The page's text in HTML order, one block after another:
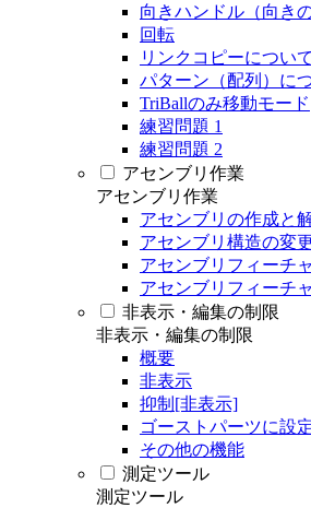
向きハンドル（向き
回転
リンクコピーについて
パターン（配列）に
TriBallのみ移動モード
練習問題 1
練習問題 2
アセンブリ作業
アセンブリ作業
アセンブリの作成と
アセンブリ構造の変
アセンブリフィーチ
アセンブリフィーチ
非表示・編集の制限
非表示・編集の制限
概要
非表示
抑制[非表示]
ゴーストパーツに設
その他の機能
測定ツール
測定ツール